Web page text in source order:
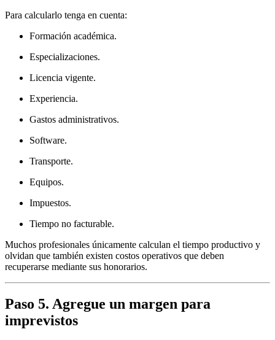
Para calcularlo tenga en cuenta:
Formación académica.
Especializaciones.
Licencia vigente.
Experiencia.
Gastos administrativos.
Software.
Transporte.
Equipos.
Impuestos.
Tiempo no facturable.
Muchos profesionales únicamente calculan el tiempo productivo y
olvidan que también existen costos operativos que deben
recuperarse mediante sus honorarios.
Paso 5. Agregue un margen para
imprevistos